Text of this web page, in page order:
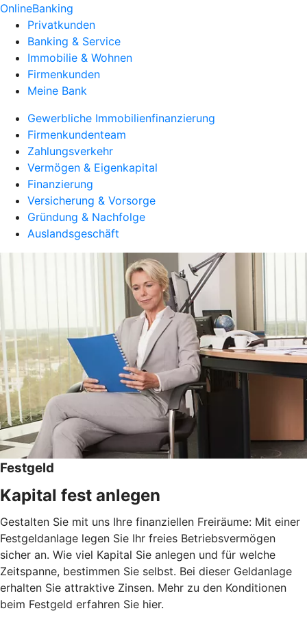
OnlineBanking
Privatkunden
Banking & Service
Immobilie & Wohnen
Firmenkunden
Meine Bank
Gewerbliche Immobilienfinanzierung
Firmenkundenteam
Zahlungsverkehr
Vermögen & Eigenkapital
Finanzierung
Versicherung & Vorsorge
Gründung & Nachfolge
Auslandsgeschäft
Festgeld
Kapital fest anlegen
Gestalten Sie mit uns Ihre finanziellen Freiräume: Mit einer
Festgeldanlage legen Sie Ihr freies Betriebsvermögen
sicher an. Wie viel Kapital Sie anlegen und für welche
Zeitspanne, bestimmen Sie selbst. Bei dieser Geldanlage
erhalten Sie attraktive Zinsen. Mehr zu den Konditionen
beim Festgeld erfahren Sie hier.